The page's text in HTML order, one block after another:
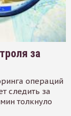
за
операций
следить за
толкнуло